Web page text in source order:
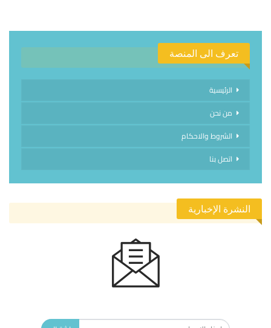
تعرف الى المنصة
الرئيسية
من نحن
الشروط والاحكام
اتصل بنا
النشرة الإخبارية